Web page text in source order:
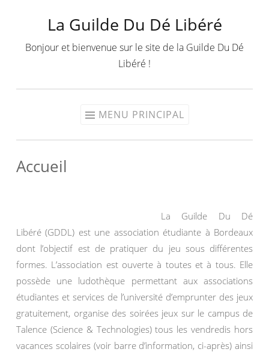
contenu
La Guilde Du Dé Libéré
Bonjour et bienvenue sur le site de la Guilde Du Dé
Libéré !
MENU PRINCIPAL
Accueil
La Guilde Du Dé
Libéré (GDDL) est une association étudiante à Bordeaux
dont l’objectif est de pratiquer du jeu sous différentes
formes. L’association est ouverte à toutes et à tous. Elle
possède une ludothèque permettant aux associations
étudiantes et services de l’université d’emprunter des jeux
gratuitement, organise des soirées jeux sur le campus de
Talence (Science & Technologies) tous les vendredis hors
vacances scolaires (voir barre d’information, ci-après) ainsi